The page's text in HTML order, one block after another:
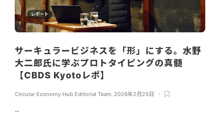
レポート
サーキュラービジネスを「形」にする。水野
大二郎氏に学ぶプロトタイピングの真髄
【CBDS Kyotoレポ】
Circular Economy Hub Editorial Team 2026年2月25日
...